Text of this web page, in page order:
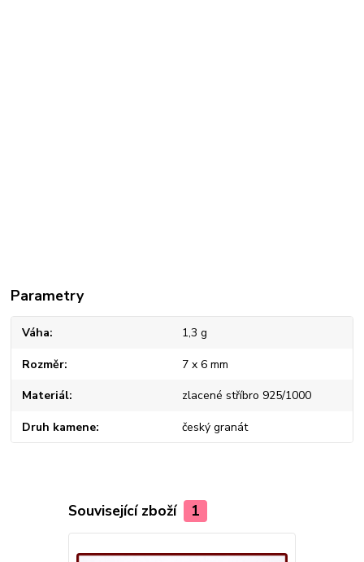
Parametry
Váha 1,3 g
Rozměr 7 x 6 mm
Materiál zlacené stříbro 925/1000
Druh kamene český granát
Související zboží 1